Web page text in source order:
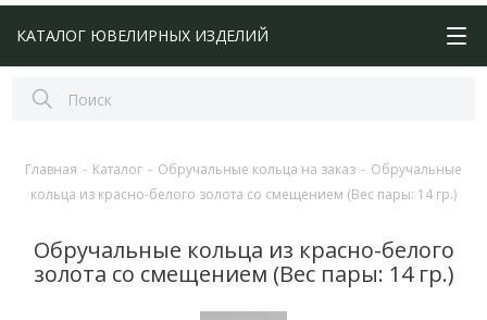
КАТАЛОГ ЮВЕЛИРНЫХ ИЗДЕЛИЙ
Главная - Каталог - Обручальные кольца на заказ - Обручальные
кольца из красно-белого золота со смещением (Вес пары: 14 гр.)
Обручальные кольца из красно-белого
золота со смещением (Вес пары: 14 гр.)